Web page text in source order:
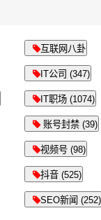
互联网八卦
IT公司 (347)
IT职场 (1074)
账号封禁 (39)
视频号 (98)
抖音 (525)
SEO新闻 (252)